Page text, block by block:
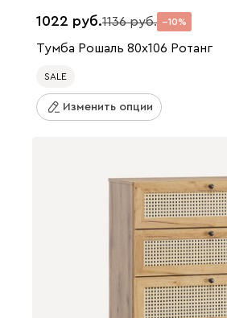
1022 1136 10
Тумба Рошаль 80x106 Ротанг
SALE
Изменить опции